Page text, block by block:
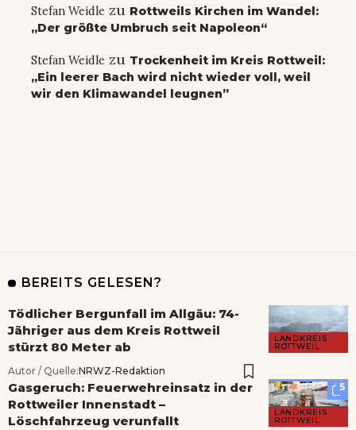
Stefan Weidle zu Rottweils Kirchen im Wandel:
„Der größte Umbruch seit Napoleon“
Stefan Weidle zu Trockenheit im Kreis Rottweil:
„Ein leerer Bach wird nicht wieder voll, weil
wir den Klimawandel leugnen”
BEREITS GELESEN?
LANDKREIS
ROTTWEIL
Tödlicher Bergunfall im Allgäu: 74-
Jähriger aus dem Kreis Rottweil
stürzt 80 Meter ab
Autor / Quelle:NRWZ-Redaktion
5
LANDKREIS
ROTTWEIL
Gasgeruch: Feuerwehreinsatz in der
Rottweiler Innenstadt –
Löschfahrzeug verunfallt